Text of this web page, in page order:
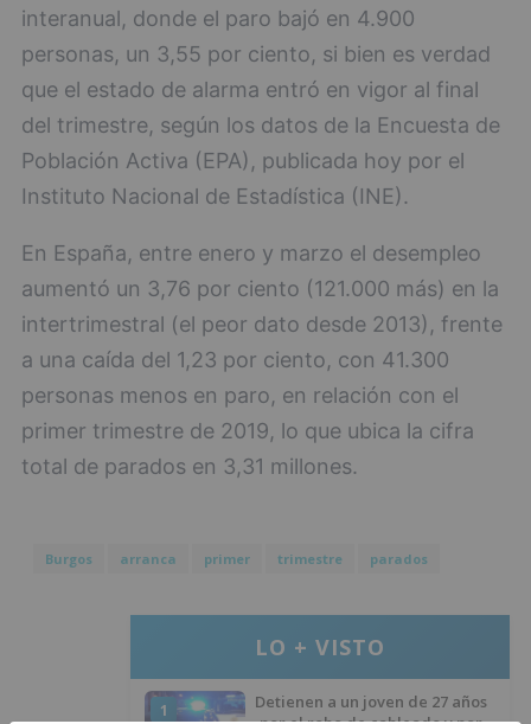
interanual, donde el paro bajó en 4.900
personas, un 3,55 por ciento, si bien es verdad
que el estado de alarma entró en vigor al final
del trimestre, según los datos de la Encuesta de
Población Activa (EPA), publicada hoy por el
Instituto Nacional de Estadística (INE).
En España, entre enero y marzo el desempleo
aumentó un 3,76 por ciento (121.000 más) en la
intertrimestral (el peor dato desde 2013), frente
a una caída del 1,23 por ciento, con 41.300
personas menos en paro, en relación con el
primer trimestre de 2019, lo que ubica la cifra
total de parados en 3,31 millones.
Burgos arranca primer trimestre parados
LO + VISTO
1
Detienen a un joven de 27 años